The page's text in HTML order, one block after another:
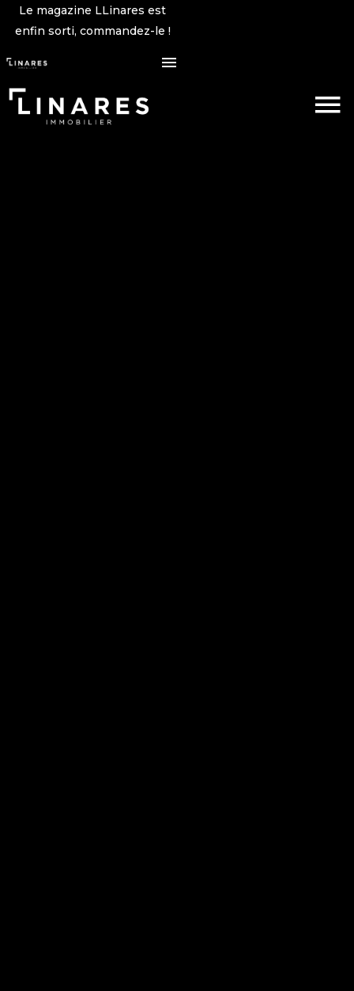
Le magazine LLinares est
enfin sorti, commandez-le !